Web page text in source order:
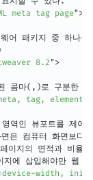
meta tag page">
어 패키지 중 하나를
8.2 ">
콤마(,)로 구분한 키
meta, tag, element,
인 뷰포트를 제어
width,